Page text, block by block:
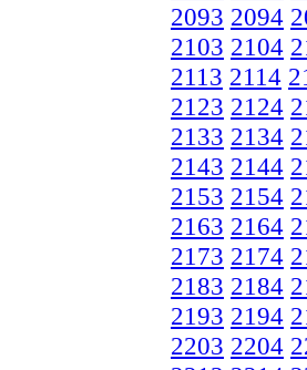
2093 2094
2103 2104
2113 2114
2123 2124
2133 2134
2143 2144
2153 2154
2163 2164
2173 2174
2183 2184
2193 2194
2203 2204